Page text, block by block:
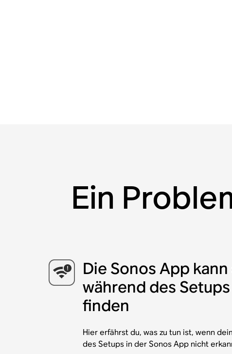
Ein
Die Sonos App
während des
finden
Hier erfährst du, was zu tun ist, wenn
des Setups in der Sonos App nicht